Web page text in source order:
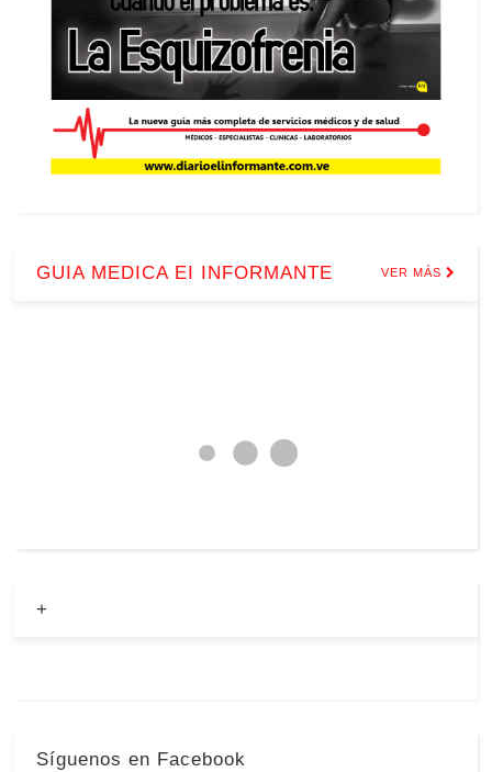
GUIA MEDICA EI INFORMANTE VER MÁS
+
Síguenos en Facebook